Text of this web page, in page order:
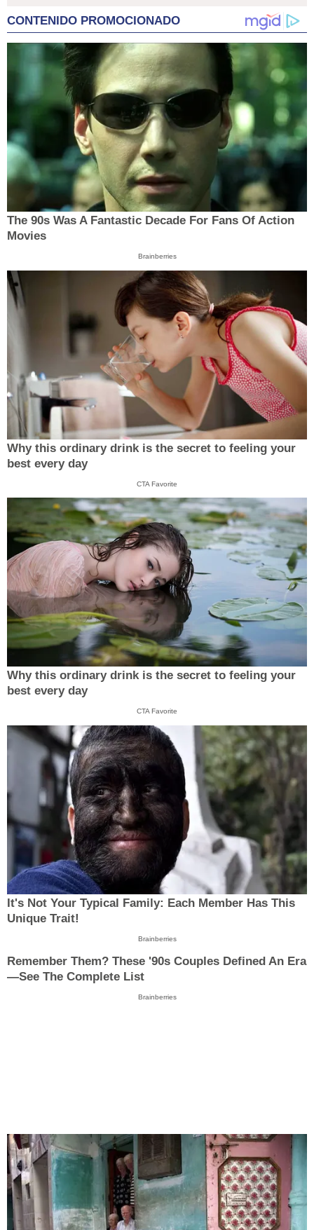
CONTENIDO PROMOCIONADO
The 90s Was A Fantastic Decade For Fans Of Action
Movies
Brainberries
Why this ordinary drink is the secret to feeling your
best every day
CTA Favorite
Why this ordinary drink is the secret to feeling your
best every day
CTA Favorite
It's Not Your Typical Family: Each Member Has This
Unique Trait!
Brainberries
Remember Them? These '90s Couples Defined An Era
—See The Complete List
Brainberries